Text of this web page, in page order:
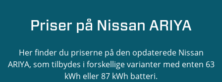
Priser på Nissan ARIYA
Her finder du priserne på den opdaterede Nissan
ARIYA, som tilbydes i forskellige varianter med enten 63
kWh eller 87 kWh batteri.